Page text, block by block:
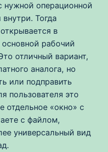
нужной операционной
Тогда
в
рабочий
отличный вариант,
аналога, но
или подправить
пользователя это
отдельное «окно» с
с файлом,
универсальный вид